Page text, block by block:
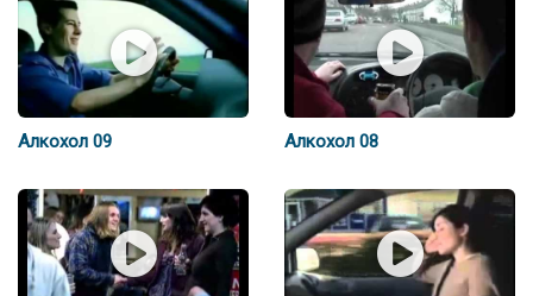
Алкохол 09 Алкохол 08